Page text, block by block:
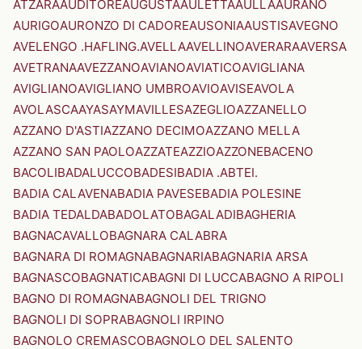
ATZARAAUDITOREAUGUSTAAULETTAAULLAAURANO
AURIGOAURONZO DI CADOREAUSONIAAUSTISAVEGNO
AVELENGO .HAFLING.AVELLAAVELLINOAVERARAAVERSA
AVETRANAAVEZZANOAVIANOAVIATICOAVIGLIANA
AVIGLIANOAVIGLIANO UMBROAVIOAVISEAVOLA
AVOLASCAAYASAYMAVILLESAZEGLIOAZZANELLO
AZZANO D'ASTIAZZANO DECIMOAZZANO MELLA
AZZANO SAN PAOLOAZZATEAZZIOAZZONEBACENO
BACOLIBADALUCCOBADESIBADIA .ABTEI.
BADIA CALAVENABADIA PAVESEBADIA POLESINE
BADIA TEDALDABADOLATOBAGALADIBAGHERIA
BAGNACAVALLOBAGNARA CALABRA
BAGNARA DI ROMAGNABAGNARIABAGNARIA ARSA
BAGNASCOBAGNATICABAGNI DI LUCCABAGNO A RIPOLI
BAGNO DI ROMAGNABAGNOLI DEL TRIGNO
BAGNOLI DI SOPRABAGNOLI IRPINO
BAGNOLO CREMASCOBAGNOLO DEL SALENTO